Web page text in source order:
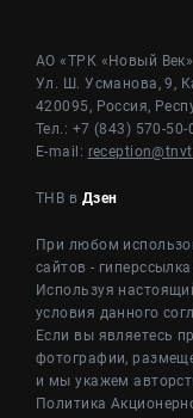
АО «ТРК «Новый Век»
Ул. Ш. Усманова, 9,
420095, Россия,
Тел.: +7 (843) 570-50-
E-mail:
ТНВ в Дзен
При любом
сайтов -
Используя
условия данного
Если вы являетесь
фотографии,
и мы укажем
Политика